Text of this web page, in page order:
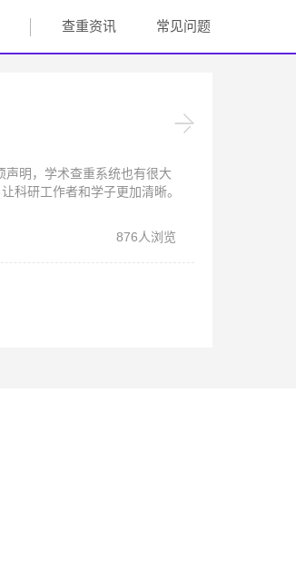
查重资讯 常见问题
明，学术查重系统也有很大
科研工作者和学子更加清晰。
876人浏览